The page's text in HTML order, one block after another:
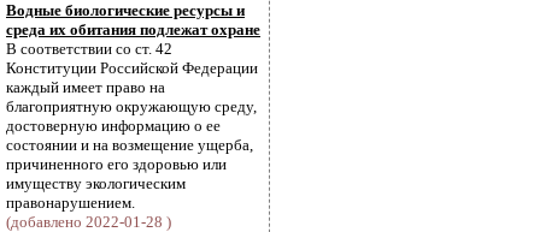
Водные биологические ресурсы и
среда их обитания подлежат охране
В соответствии со ст. 42
Конституции Российской Федерации
каждый имеет право на
благоприятную окружающую среду,
достоверную информацию о ее
состоянии и на возмещение ущерба,
причиненного его здоровью или
имуществу экологическим
правонарушением.
(добавлено 2022-01-28 )